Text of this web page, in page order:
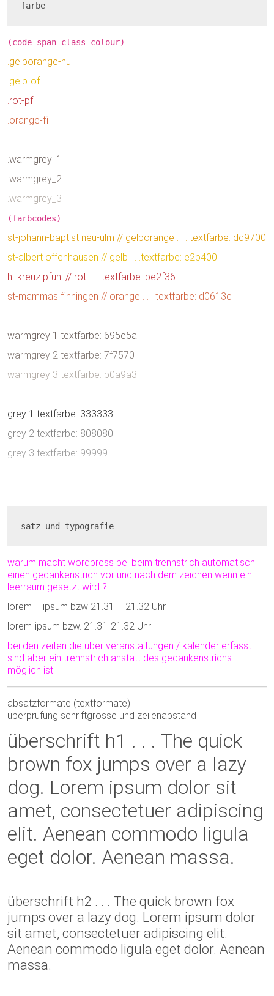
farbe
(code span class colour)
.gelborange-nu
.gelb-of
.rot-pf
.orange-fi
.warmgrey_1
.warmgrey_2
.warmgrey_3
(farbcodes)
st-johann-baptist neu-ulm // gelborange . . . textfarbe: dc9700
st-albert offenhausen // gelb . . .textfarbe: e2b400
hl-kreuz pfuhl // rot . . . textfarbe: be2f36
st-mammas finningen // orange . . . textfarbe: d0613c
warmgrey 1 textfarbe: 695e5a
warmgrey 2 textfarbe: 7f7570
warmgrey 3 textfarbe: b0a9a3
grey 1 textfarbe: 333333
grey 2 textfarbe: 808080
grey 3 textfarbe: 99999
satz und typografie
warum macht wordpress bei beim trennstrich automatisch
einen gedankenstrich vor und nach dem zeichen wenn ein
leerraum gesetzt wird ?
lorem – ipsum bzw 21.31 – 21.32 Uhr
lorem-ipsum bzw. 21.31-21.32 Uhr
bei den zeiten die über veranstaltungen / kalender erfasst
sind aber ein trennstrich anstatt des gedankenstrichs
möglich ist
absatzformate (textformate)
überprüfung schriftgrösse und zeilenabstand
überschrift h1 . . . The quick
brown fox jumps over a lazy
dog. Lorem ipsum dolor sit
amet, consectetuer adipiscing
elit. Aenean commodo ligula
eget dolor. Aenean massa.
überschrift h2 . . . The quick brown fox
jumps over a lazy dog. Lorem ipsum dolor
sit amet, consectetuer adipiscing elit.
Aenean commodo ligula eget dolor. Aenean
massa.